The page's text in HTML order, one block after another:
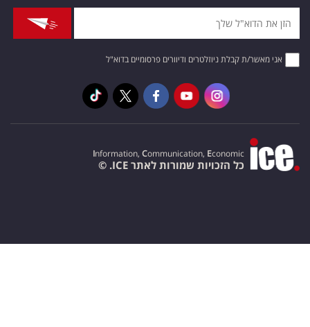
אני מאשר/ת קבלת ניוזלטרים ודיוורים פרסומיים בדוא"ל
Information, Communication, Economic
כל הזכויות שמורות לאתר ICE. ©